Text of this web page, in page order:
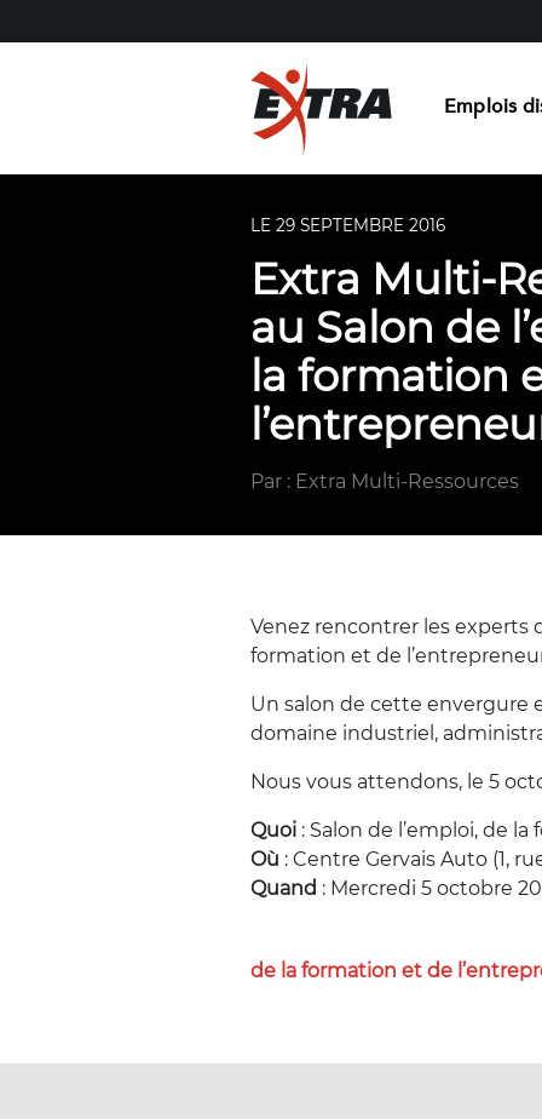
Emplois
LE 29 SEPTEMBRE 2016
Extra Multi-
au Salon de
la formation
Par : Extra Multi-Ressources
Venez rencontrer les experts
formation et de
Un salon de cette envergure
domaine industriel,
Nous vous attendons, le 5
Quoi : Salon de l’emploi, de
Où : Centre Gervais Auto (1,
Quand : Mercredi 5 octobre
de la formation et de